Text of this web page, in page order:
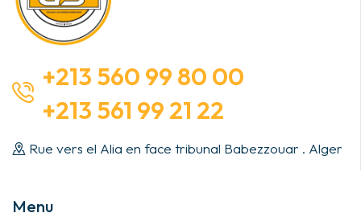
+213 560 99 80 00
+213 561 99 21 22
Rue vers el Alia en face tribunal Babezzouar . Alger
Menu